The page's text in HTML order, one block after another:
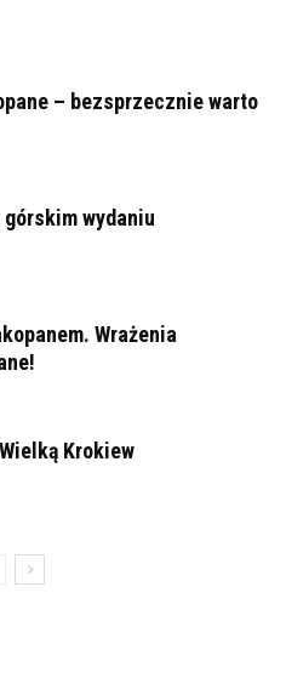
– bezsprzecznie warto
wydaniu
Wrażenia
Krokiew